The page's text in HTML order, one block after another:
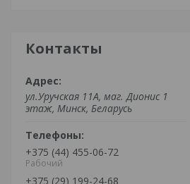
Контакты
ул.Уручская 11А, маг. Дионис 1
этаж, Минск, Беларусь
+375 (44) 455-06-72
Рабочий
+375 (29) 199-24-68